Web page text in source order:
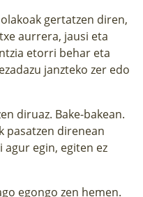
gertatzen diren,
aurrera, jausi eta
etorri behar eta
janzteko zer edo
diruaz. Bake-bakean.
pasatzen direnean
egin, egiten ez
egongo zen hemen.